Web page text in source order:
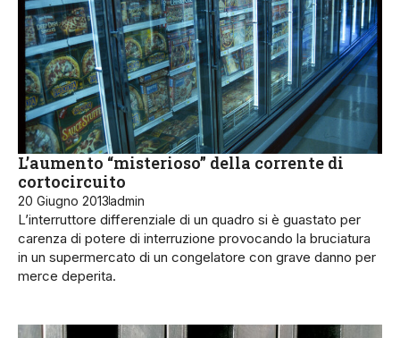
L’aumento “misterioso” della corrente di
cortocircuito
20 Giugno 2013admin
L’interruttore differenziale di un quadro si è guastato per
carenza di potere di interruzione provocando la bruciatura
in un supermercato di un congelatore con grave danno per
merce deperita.